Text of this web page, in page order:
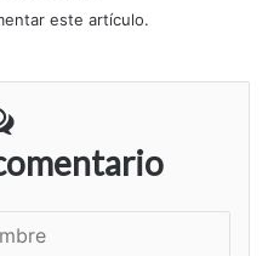
este artículo.